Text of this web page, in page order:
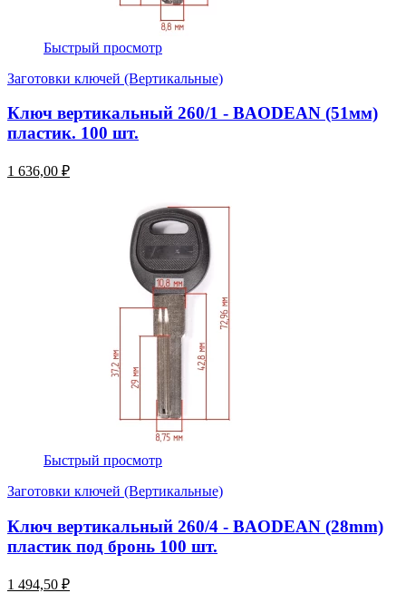
Быстрый просмотр
Заготовки ключей (Вертикальные)
Ключ вертикальный 260/1 - BAODEAN (51мм)
пластик. 100 шт.
1 636,00 ₽
Быстрый просмотр
Заготовки ключей (Вертикальные)
Ключ вертикальный 260/4 - BAODEAN (28mm)
пластик под бронь 100 шт.
1 494,50 ₽